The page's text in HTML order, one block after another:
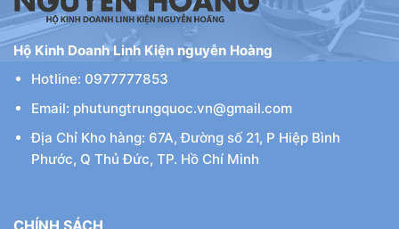
Hộ Kinh Doanh Linh Kiện nguyễn Hoàng
Hotline: 0977777853
Email: phutungtrungquoc.vn@gmail.com
Địa Chỉ Kho hàng: 67A, Đường số 21, P Hiệp Bình
Phước, Q Thủ Đức, TP. Hồ Chí Minh
CHÍNH SÁCH